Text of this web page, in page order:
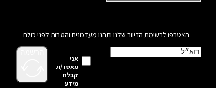
הצטרפו לרשימת הדיוור שלנו ותהנו מעדכונים והטבות לפני כולם
אני
מאשר/ת
קבלת
מידע
הרשמה